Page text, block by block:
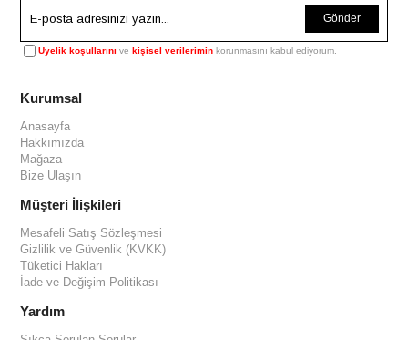
Gönder
Üyelik koşullarını vekişisel verilerimin korunmasını kabul ediyorum.
Kurumsal
Anasayfa
Hakkımızda
Mağaza
Bize Ulaşın
Müşteri İlişkileri
Mesafeli Satış Sözleşmesi
Gizlilik ve Güvenlik (KVKK)
Tüketici Hakları
İade ve Değişim Politikası
Yardım